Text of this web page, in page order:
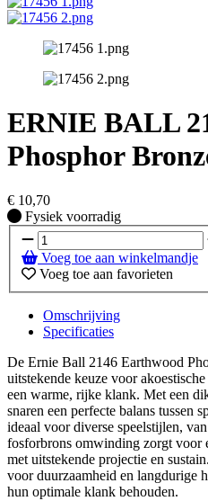
ERNIE BALL
Phosphor
€ 10,70
Fysiek voorradig
Fysiek voorradig
Voeg toe aan winkelmandje
Voeg toe aan favorieten
Omschrijving
Specificaties
De Ernie Ball 2146 Earthwood
uitstekende keuze voor
een warme, rijke klank. Met een
snaren een perfecte balans tussen
ideaal voor diverse speelstijlen,
fosforbrons omwinding zorgt voor
met uitstekende projectie en
voor duurzaamheid en langdurige
hun optimale klank behouden.